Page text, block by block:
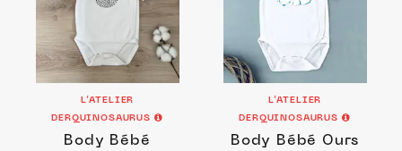
L’ATELIER
DERQUINOSAURUS
Body Bébé
L’ATELIER
DERQUINOSAURUS
Body Bébé Ours